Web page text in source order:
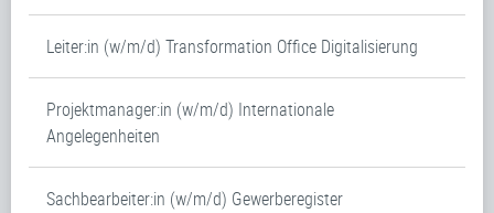
Leiter:in (w/m/d) Transformation Office Digitalisierung
Projektmanager:in (w/m/d) Internationale
Angelegenheiten
Sachbearbeiter:in (w/m/d) Gewerberegister